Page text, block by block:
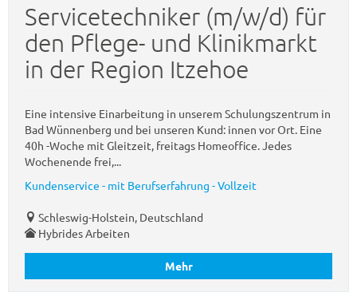
Servicetechniker (m/w/d) für
den Pflege- und Klinikmarkt
in der Region Itzehoe
Eine intensive Einarbeitung in unserem Schulungszentrum in
Bad Wünnenberg und bei unseren Kund: innen vor Ort. Eine
40h -Woche mit Gleitzeit, freitags Homeoffice. Jedes
Wochenende frei,...
Kundenservice - mit Berufserfahrung - Vollzeit
Schleswig-Holstein, Deutschland
Hybrides Arbeiten
Mehr